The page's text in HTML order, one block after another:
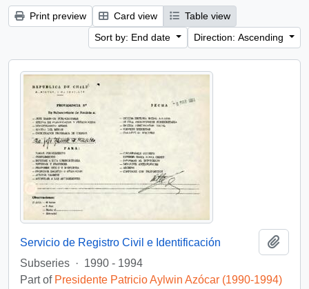
Print preview Card view
Table view
Sort by: End date
Direction: Ascending
Servicio de Registro Civil e Identificación
Subseries · 1990 - 1994
Part of Presidente Patricio Aylwin Azócar (1990-1994)